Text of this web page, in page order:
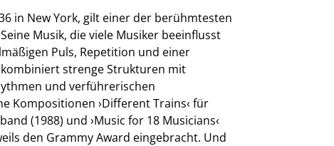
2025/26
in New York, gilt einer der berühmtesten
Musik, die viele Musiker beeinflusst
Puls, Repetition und einer
strenge Strukturen mit
und verführerischen
Kompositionen ›Different Trains‹ für
(1988) und ›Music for 18 Musicians‹
den Grammy Award eingebracht. Und